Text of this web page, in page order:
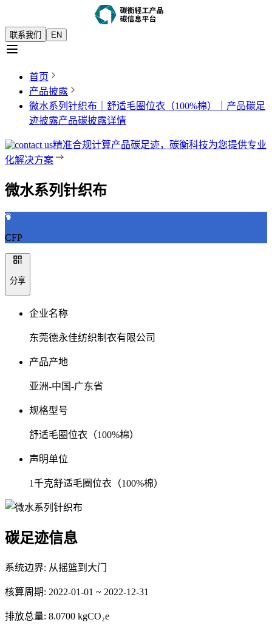
联系我们 EN
首页
产品披露
微水系列针织布｜舒适毛圈位衣（100%棉）｜产品碳足
迹披露产品碳披露详情
精准合规计算产品碳足迹，碳衡科技为您提供专业
化解决方案
微水系列针织布
CFP
分享
企业名称
东莞德永佳纺织制衣有限公司
产品产地
亚洲-中国-广东省
规格型号
舒适毛圈位衣（100%棉）
声明单位
1千克舒适毛圈位衣（100%棉）
碳足迹信息
系统边界: 从摇篮到大门
核算周期: 2022-01-01 ~ 2022-12-31
排放总量: 8.0700 kgCO₂e